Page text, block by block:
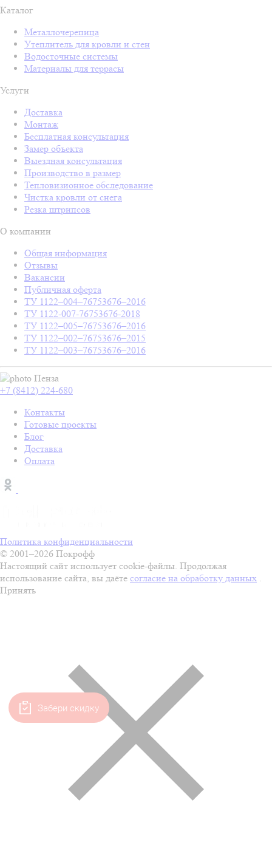
Каталог
Металлочерепица
Утеплитель для кровли и стен
Водосточные системы
Материалы для террасы
Услуги
Доставка
Монтаж
Бесплатная консультация
Замер объекта
Выездная консультация
Производство в размер
Тепловизионное обследование
Чистка кровли от снега
Резка штрипсов
О компании
Общая информация
Отзывы
Вакансии
Публичная оферта
ТУ 1122–004–76753676–2016
ТУ 1122-007-76753676-2018
ТУ 1122–005–76753676–2016
ТУ 1122–002–76753676–2015
ТУ 1122–003–76753676–2016
Пенза
+7 (8412) 224-680
Контакты
Готовые проекты
Блог
Доставка
Оплата
Политика конфиденциальности
© 2001–2026 Покрофф
Настоящий сайт использует cookie-файлы. Продолжая
использование сайта, вы даёте согласие на обработку данных .
Принять
Забери скидку